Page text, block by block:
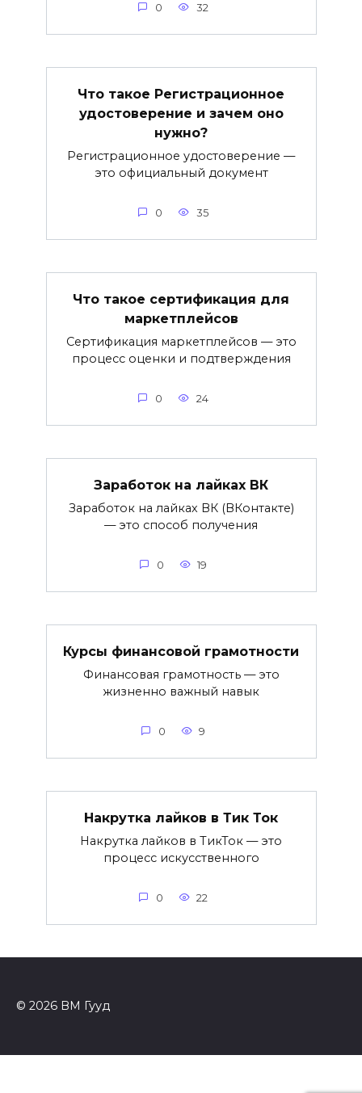
0 32
Что такое Регистрационное
удостоверение и зачем оно
нужно?
Регистрационное удостоверение —
это официальный документ
0 35
Что такое сертификация для
маркетплейсов
Сертификация маркетплейсов — это
процесс оценки и подтверждения
0 24
Заработок на лайках ВК
Заработок на лайках ВК (ВКонтакте)
— это способ получения
0 19
Курсы финансовой грамотности
Финансовая грамотность — это
жизненно важный навык
0 9
Накрутка лайков в Тик Ток
Накрутка лайков в ТикТок — это
процесс искусственного
0 22
© 2026 ВМ Гууд